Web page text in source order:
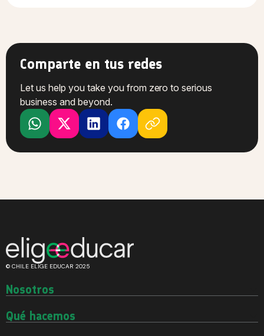
Comparte en tus redes
Let us help you take you from zero to serious
business and beyond.
© CHILE ELIGE EDUCAR 2025
Nosotros
Historia
Qué hacemos